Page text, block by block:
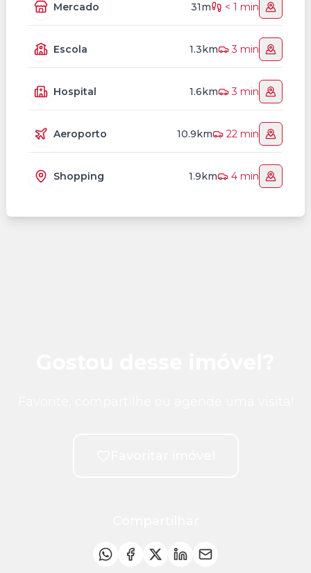
Mercado 31m < 1 min
Escola 1.3km 3 min
Hospital 1.6km 3 min
Aeroporto 10.9km 22 min
Shopping 1.9km 4 min